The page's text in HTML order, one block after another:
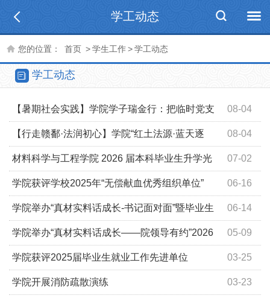
学工动态
您的位置： 首页 >学生工作>学工动态
学工动态
08-04
【暑期社会实践】学院学子瑞金行：把临时党支
部建在社会实践最前沿 08-04
【行走赣鄱·法润初心】学院“红土法源·蓝天逐
梦”实践团赴瑞金开展暑期大思政实践活动 07-02
材料科学与工程学院 2026 届本科毕业生升学光
荣榜 06-16
学院获评学校2025年“无偿献血优秀组织单位”
06-14
学院举办“真材实料话成长-书记面对面”暨毕业生
骨干座谈会 05-09
学院举办“真材实料话成长——院领导有约”2026
年上半年期中座谈会 03-25
学院获评2025届毕业生就业工作先进单位
03-23
学院开展消防疏散演练